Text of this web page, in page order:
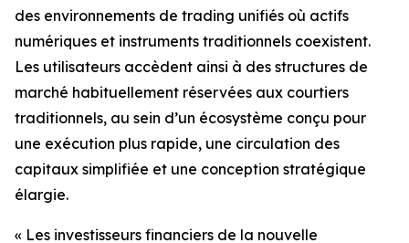
des environnements de trading unifiés où actifs
numériques et instruments traditionnels coexistent.
Les utilisateurs accèdent ainsi à des structures de
marché habituellement réservées aux courtiers
traditionnels, au sein d’un écosystème conçu pour
une exécution plus rapide, une circulation des
capitaux simplifiée et une conception stratégique
élargie.
« Les investisseurs financiers de la nouvelle